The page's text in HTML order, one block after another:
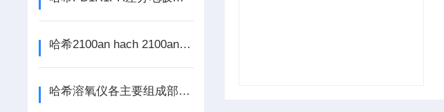
哈希2100an hach 2100an浊度仪
哈希溶氧仪各主要组成部件的功能特点介绍